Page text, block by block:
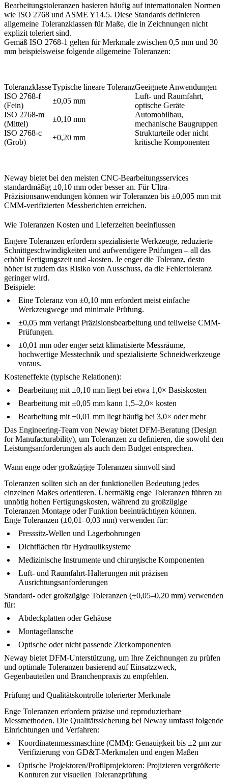
Bearbeitungstoleranzen basieren häufig auf internationalen Normen
wie ISO 2768 und ASME Y14.5. Diese Standards definieren
allgemeine Toleranzklassen für Maße, die in Zeichnungen nicht
explizit toleriert sind.
Gemäß ISO 2768-1 gelten für Merkmale zwischen 0,5 mm und 30
mm beispielsweise folgende allgemeine Toleranzen:
ToleranzklasseTypische lineare ToleranzGeeignete Anwendungen
ISO 2768-f
(Fein)
±0,05 mm
Luft- und Raumfahrt,
optische Geräte
ISO 2768-m
(Mittel)
±0,10 mm
Automobilbau,
mechanische Baugruppen
ISO 2768-c
(Grob)
±0,20 mm
Strukturteile oder nicht
kritische Komponenten
Neway bietet bei den meisten CNC-Bearbeitungsservices
standardmäßig ±0,10 mm oder besser an. Für Ultra-
Präzisionsanwendungen können wir Toleranzen bis ±0,005 mm mit
CMM-verifizierten Messberichten erreichen.
Wie Toleranzen Kosten und Lieferzeiten beeinflussen
Engere Toleranzen erfordern spezialisierte Werkzeuge, reduzierte
Schnittgeschwindigkeiten und aufwendigere Prüfungen – all das
erhöht Fertigungszeit und -kosten. Je enger die Toleranz, desto
höher ist zudem das Risiko von Ausschuss, da die Fehlertoleranz
geringer wird.
Beispiele:
Eine Toleranz von ±0,10 mm erfordert meist einfache
Werkzeugwege und minimale Prüfung.
±0,05 mm verlangt Präzisionsbearbeitung und teilweise CMM-
Prüfungen.
±0,01 mm oder enger setzt klimatisierte Messräume,
hochwertige Messtechnik und spezialisierte Schneidwerkzeuge
voraus.
Kosteneffekte (typische Relationen):
Bearbeitung mit ±0,10 mm liegt bei etwa 1,0× Basiskosten
Bearbeitung mit ±0,05 mm kann 1,5–2,0× kosten
Bearbeitung mit ±0,01 mm liegt häufig bei 3,0× oder mehr
Das Engineering-Team von Neway bietet DFM-Beratung (Design
for Manufacturability), um Toleranzen zu definieren, die sowohl den
Leistungsanforderungen als auch dem Budget entsprechen.
Wann enge oder großzügige Toleranzen sinnvoll sind
Toleranzen sollten sich an der funktionellen Bedeutung jedes
einzelnen Maßes orientieren. Übermäßig enge Toleranzen führen zu
unnötig hohen Fertigungskosten, während zu großzügige
Toleranzen Montage oder Funktion beeinträchtigen können.
Enge Toleranzen (±0,01–0,03 mm) verwenden für:
Presssitz-Wellen und Lagerbohrungen
Dichtflächen für Hydrauliksysteme
Medizinische Instrumente und chirurgische Komponenten
Luft- und Raumfahrt-Halterungen mit präzisen
Ausrichtungsanforderungen
Standard- oder großzügige Toleranzen (±0,05–0,20 mm) verwenden
für:
Abdeckplatten oder Gehäuse
Montageflansche
Optische oder nicht passende Zierkomponenten
Neway bietet DFM-Unterstützung, um Ihre Zeichnungen zu prüfen
und optimale Toleranzen basierend auf Einsatzzweck,
Gegenbauteilen und Branchenpraxis zu empfehlen.
Prüfung und Qualitätskontrolle tolerierter Merkmale
Enge Toleranzen erfordern präzise und reproduzierbare
Messmethoden. Die Qualitätssicherung bei Neway umfasst folgende
Einrichtungen und Verfahren:
Koordinatenmessmaschine (CMM): Genauigkeit bis ±2 µm zur
Verifizierung von GD&T-Merkmalen und engen Maßen
Optische Projektoren/Profilprojektoren: Projizieren vergrößerte
Konturen zur visuellen Toleranzprüfung